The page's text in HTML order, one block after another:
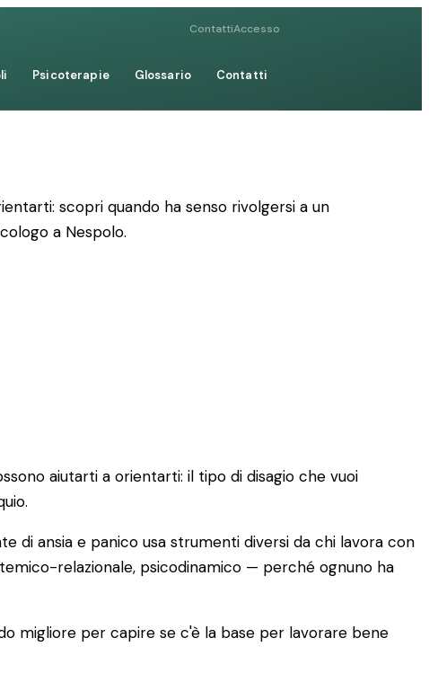
ContattiAccesso
Psicoterapie Glossario Contatti
scopri quando ha senso rivolgersi a un
a Nespolo.
aiutarti a orientarti: il tipo di disagio che vuoi
di ansia e panico usa strumenti diversi da chi lavora con
relazionale, psicodinamico — perché ognuno ha
migliore per capire se c'è la base per lavorare bene